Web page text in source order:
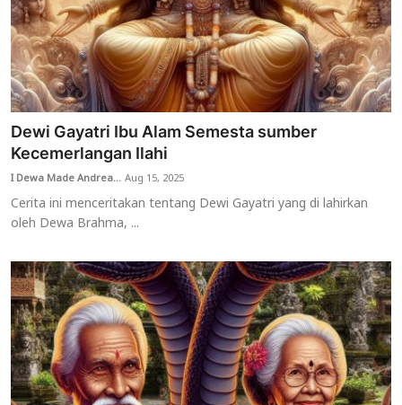
Dewi Gayatri Ibu Alam Semesta sumber
Kecemerlangan Ilahi
I Dewa Made Andrea...Aug 15, 2025
Cerita ini menceritakan tentang Dewi Gayatri yang di lahirkan
oleh Dewa Brahma, ...